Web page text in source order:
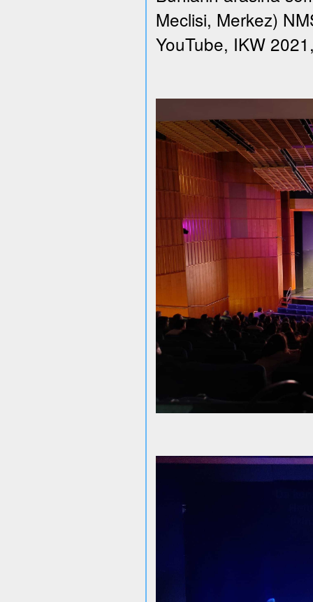
Meclisi, Merkez)
YouTube, IKW